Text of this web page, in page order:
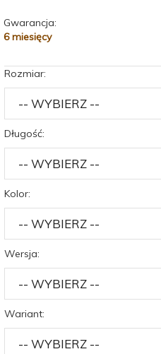
Gwarancja:
6 miesięcy
Rozmiar:
Długość:
Kolor:
Wersja:
Wariant: